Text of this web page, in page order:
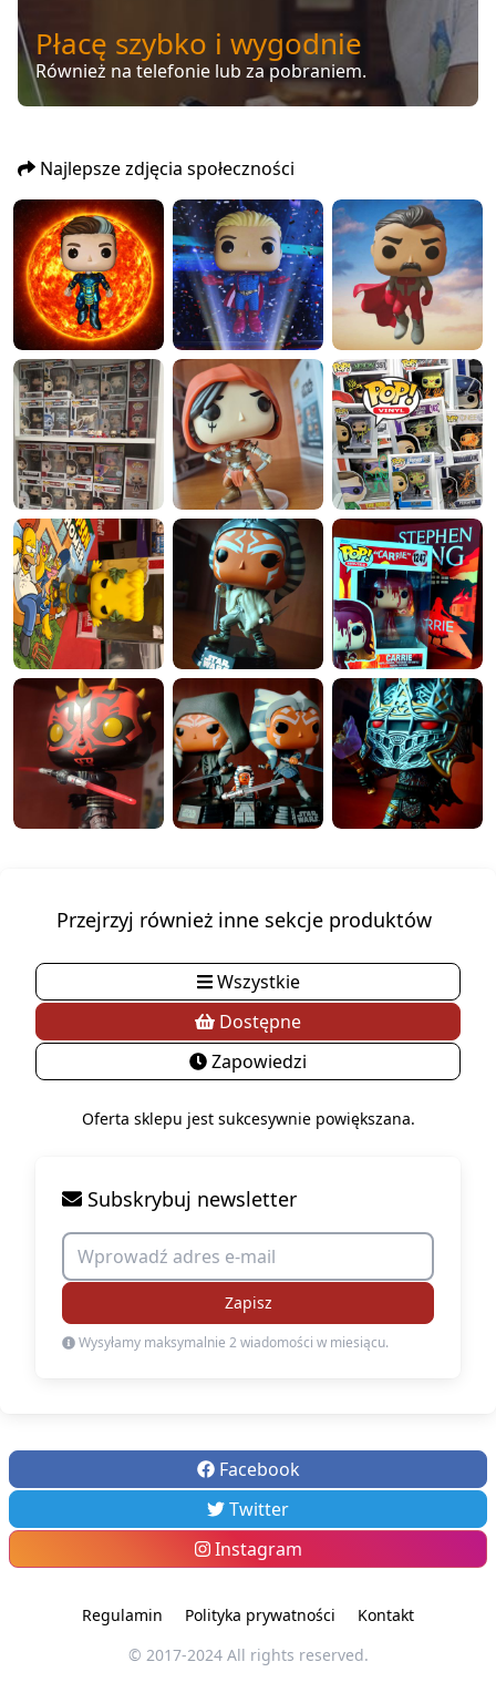
Płacę szybko i wygodnie
Również na telefonie lub za pobraniem.
Najlepsze zdjęcia społeczności
Przejrzyj również inne sekcje produktów
Wszystkie
Dostępne
Zapowiedzi
Oferta sklepu jest sukcesywnie powiększana.
Subskrybuj newsletter
Zapisz
Wysyłamy maksymalnie 2 wiadomości w miesiącu.
Facebook
Twitter
Instagram
Regulamin Polityka prywatności
Kontakt
© 2017-2024 All rights reserved.